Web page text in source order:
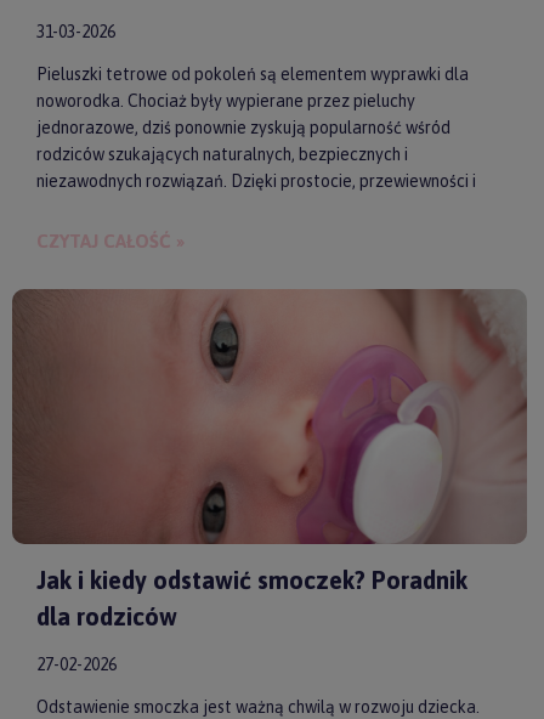
31-03-2026
Pieluszki tetrowe od pokoleń są elementem wyprawki dla
noworodka. Chociaż były wypierane przez pieluchy
jednorazowe, dziś ponownie zyskują popularność wśród
rodziców szukających naturalnych, bezpiecznych i
niezawodnych rozwiązań. Dzięki prostocie, przewiewności i
przyjazne dla skóry niemowlęcia. Gwarantują też ekologiczne
CZYTAJ CAŁOŚĆ »
Jak i kiedy odstawić smoczek? Poradnik
dla rodziców
27-02-2026
Odstawienie smoczka jest ważną chwilą w rozwoju dziecka.